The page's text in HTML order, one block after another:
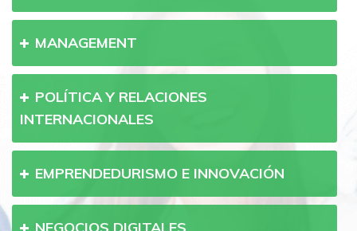
MANAGEMENT
POLÍTICA Y RELACIONES
INTERNACIONALES
EMPRENDEDURISMO E INNOVACIÓN